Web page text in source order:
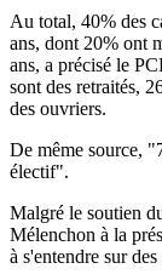
Au total, 40% des
ans, dont 20% ont
ans, a précisé le
sont des retraités,
des ouvriers.
De même source,
électif".
Malgré le soutien
Mélenchon à la
à s'entendre sur